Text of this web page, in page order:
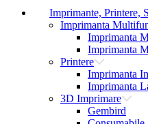
Imprimante, Printere,
Imprimanta
Imprimanta
Imprimanta
Printere
Imprimanta
Imprimanta
3D Imprimare
Gembird